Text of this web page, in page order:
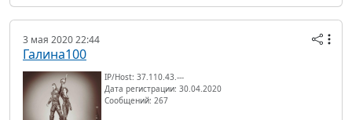
3 мая 2020 22:44
Галина100
IP/Host: 37.110.43.---
Дата регистрации: 30.04.2020
Сообщений: 267